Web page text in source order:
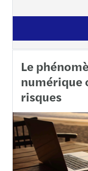
Le
numérique
risques